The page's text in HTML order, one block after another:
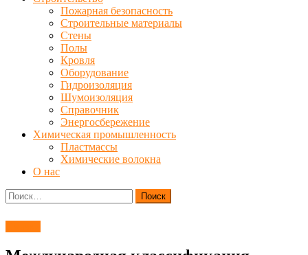
Пожарная безопасность
Строительные материалы
Стены
Полы
Кровля
Оборудование
Гидроизоляция
Шумоизоляция
Справочник
Энергосбережение
Химическая промышленность
Пластмассы
Химические волокна
О нас
Найти: